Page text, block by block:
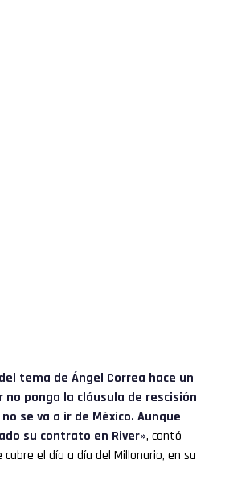
tema de Ángel Correa hace un
no ponga la cláusula de rescisión
se va a ir de México. Aunque
su contrato en River», contó
el día a día del Millonario, en su